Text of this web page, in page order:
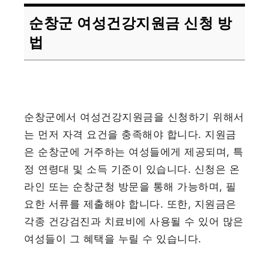
순창군 여성건강지원금 신청 방
법
순창군에서 여성건강지원금을 신청하기 위해서
는 먼저 자격 요건을 충족해야 합니다. 지원금
은 순창군에 거주하는 여성들에게 제공되며, 특
정 연령대 및 소득 기준이 있습니다. 신청은 온
라인 또는 순창군청 방문을 통해 가능하며, 필
요한 서류를 제출해야 합니다. 또한, 지원금은
각종 건강검진과 치료비에 사용될 수 있어 많은
여성들이 그 혜택을 누릴 수 있습니다.